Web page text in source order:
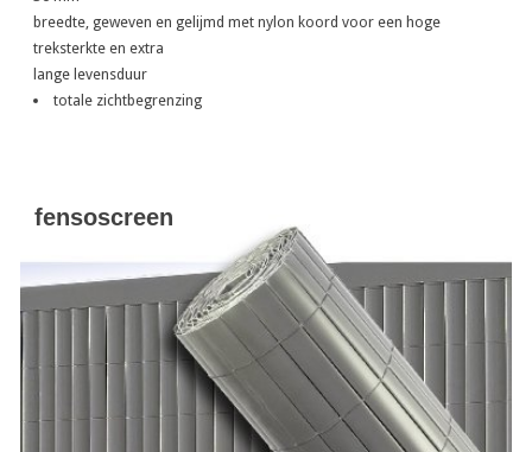
Solar
Outlet
Kaart
Contact
Blog
breedte, geweven en gelijmd met nylon koord voor een hoge
treksterkte en extra
lange levensduur
totale zichtbegrenzing
fensoscreen